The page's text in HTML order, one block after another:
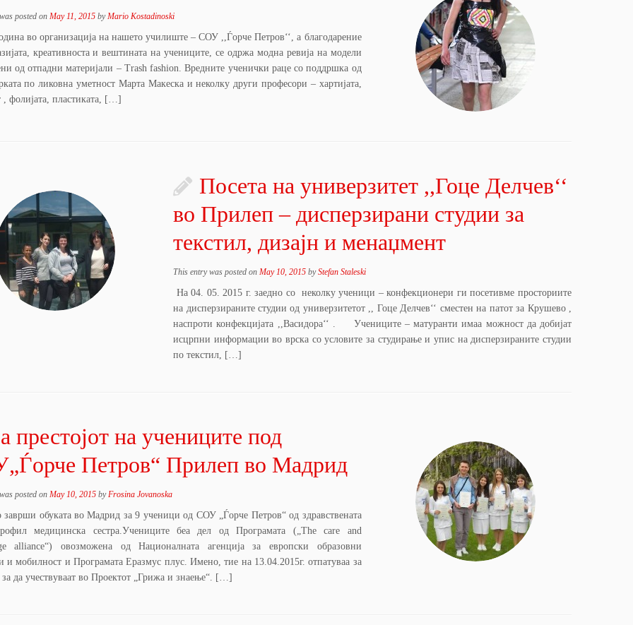
posted on May 11, 2015 byMario Kostadinoski
во организација на нашето училиште – СОУ ,,Ѓорче Петров‘‘, а благодарение
креативноста и вештината на учениците, се одржа модна ревија на модели
од отпадни материјали – Trash fashion. Вредните ученички раце со поддршка од
по ликовна уметност Марта Макеска и неколку други професори – хартијата,
, фолијата, пластиката, […]
Посета на универзитет ,,Гоце Делчев‘‘
во Прилеп – дисперзирани студии за
текстил, дизајн и менаџмент
This entry was posted onMay 10, 2015 byStefan Staleski
На 04. 05. 2015 г. заедно со неколку ученици – конфекционери ги посетивме просториите
на дисперзираните студии од универзитетот ,, Гоце Делчев‘‘ сместен на патот за Крушево ,
наспроти конфекцијата ,,Васидора‘‘ . Учениците – матуранти имаа можност да добијат
исцрпни информации во врска со условите за студирање и упис на дисперзираните студии
по текстил, […]
престојот на учениците под
Петров“ Прилеп во Мадрид
posted on May 10, 2015 byFrosina Jovanoska
обуката во Мадрид за 9 ученици од СОУ „Ѓорче Петров“ од здравствената
медицинска сестра.Учениците беа дел од Програмата („The care and
alliance“) овозможена од Националната агенција за европски образовни
и мобилност и Програмата Еразмус плус. Имено, тие на 13.04.2015г. отпатуваа за
да учествуваат во Проектот „Грижа и знаење“. […]